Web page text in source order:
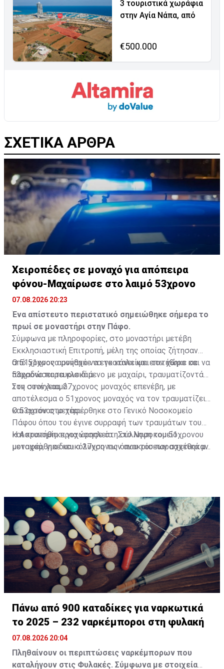
3 τουριστικά χωράφια
στην Αγία Νάπα, από
€500.000
ΣΧΕΤΙΚΑ ΑΡΘΡΑ
Χειροπέδες σε μοναχό για απόπειρα
φόνου-Μαχαίρωσε στο λαιμό 53χρονο
07.08.2026 20:23
Ένα απίστευτο περιστατικό σημειώθηκε σήμερα το
πρωί σε μοναστήρι στην Πάφο.
Σύμφωνα με πληροφορίες, στο μοναστήρι μετέβη
Εκκλησιαστική Επιτροπή, μέλη της οποίας ζήτησαν
από 51χρονο μοναχό να εγκαταλείψει τον χώρο και να
παραδώσει τα κλειδιά.
Ο 51χρονος αρνήθηκε να το κάνει και επιτέθηκε σε
53χρονο παρευρισκόμενο με μαχαίρι, τραυματίζοντάς
τον στον λαιμό.
Στη συνέχεια, 27χρονος μοναχός επενέβη, με
αποτέλεσμα ο 51χρονος μοναχός να τον τραυματίζει
και αυτόν στο χέρι.
Ο 53χρονος μεταφέρθηκε στο Γενικό Νοσοκομείο
Πάφου όπου του έγινε συρραφή των τραυμάτων του
και κρατήθηκε για νοσηλεία. Στο Νοσοκομείο
μεταφέρθηκε και ο 27χρονος όπου του παρασχέθηκαν
Η Αστυνομία προχώρησε στη σύλληψη του 51χρονου
μοναχού, για διευκόλυνση των ανακρίσεων σχετικά με
παράνομης κατοχής και μεταφοράς επιθετικού όπλου.
Πάνω από 900 καταδίκες για ναρκωτικά
το 2025 – 232 ναρκέμποροι στη φυλακή
07.08.2026 20:04
Πληθαίνουν οι περιπτώσεις ναρκέμπορων που
καταλήγουν στις Φυλακές. Σύμφωνα με στοιχεία